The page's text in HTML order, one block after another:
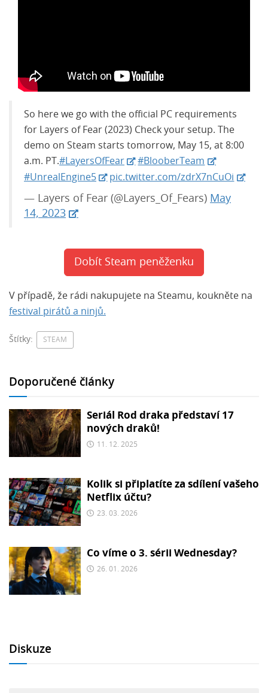
So here we go with the official PC requirements
for Layers of Fear (2023) Check your setup. The
demo on Steam starts tomorrow, May 15, at 8:00
a.m. PT.#LayersOfFear
#BlooberTeam
#UnrealEngine5
pic.twitter.com/zdrX7nCuOi
— Layers of Fear (@Layers_Of_Fears) May
14, 2023
Dobít Steam peněženku
V případě, že rádi nakupujete na Steamu, koukněte na
festival pirátů a ninjů.
Štítky: STEAM
Doporučené články
Seriál Rod draka představí 17
nových draků!
11. 12. 2025
Kolik si připlatíte za sdílení vašeho
Netflix účtu?
23. 03. 2026
Co víme o 3. sérii Wednesday?
26. 01. 2026
Diskuze